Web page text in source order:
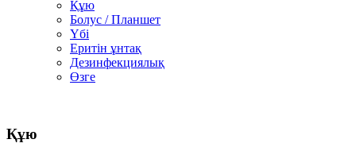
Құю
Болус / Планшет
Үбі
Еритін ұнтақ
Дезинфекциялық
Өзге
Құю